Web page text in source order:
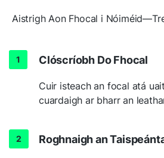
Aistrigh Aon Fhocal i
Clóscríobh Do Fhocal
Cuir isteach an focal atá
cuardaigh ar bharr an
Roghnaigh an